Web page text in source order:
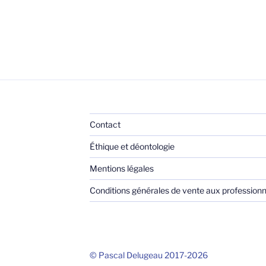
Contact
Éthique et déontologie
Mentions légales
Conditions générales de vente aux
© Pascal Delugeau 2017-2026